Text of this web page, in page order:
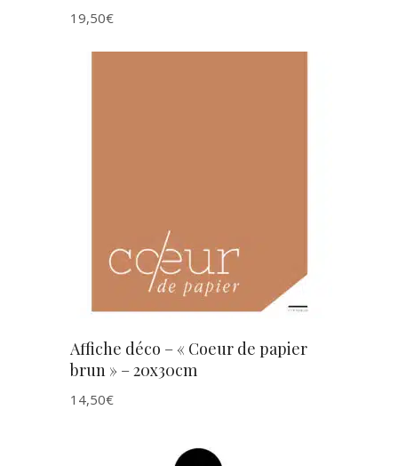
19,50€
Affiche déco – « Coeur de papier
brun » – 20x30cm
14,50€